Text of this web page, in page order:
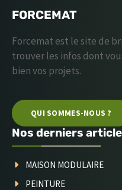
FORCEMAT
Forcemat est le site de
trouver les infos dont
bien vos projets.
QUI SOMMES-NOUS ?
Nos derniers
MAISON MODULAIRE
PEINTURE